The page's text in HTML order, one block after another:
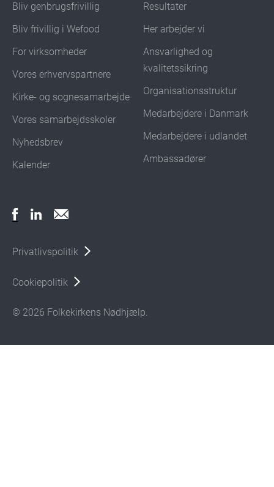
Bliv genbrugsfrivillig
Bliv frivillig i Wefood
For virksomheder
Vores erhvervspartnere
Kirke- og sognesamarbejde
Vores samarbejdsskoler
Nyhedsbrev
Kalender
Resultater
Her arbejder vi
Ansvarlighed og
kvalitetssikring
Organisationsstruktur
Medarbejdere i Danmark
Medarbejdere i udlandet
Ambassadører
© 2026 Folkekirkens Nødhjælp.
Privatlivspolitik
Cookiepolitik